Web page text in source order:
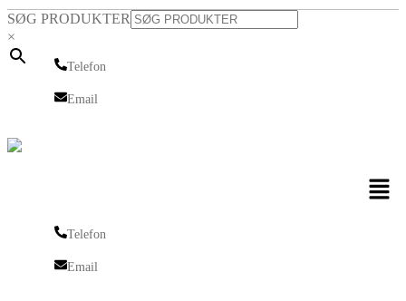
SØG PRODUKTER
×
Telefon
Email
Menu
Telefon
Email